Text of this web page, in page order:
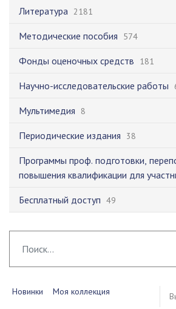
Литература 2181
Методические пособия 574
Фонды оценочных средств 181
Научно-исследовательские работы
Мультимедия 8
Периодические издания 38
Программы проф. подготовки,
повышения квалификации для
Бесплатный доступ 49
Новинки Моя коллекция